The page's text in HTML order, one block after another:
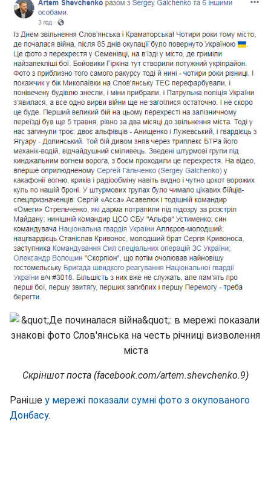
Скріншот поста (facebook.com/artem.shevchenko.9)
Раніше у мережі показали сумні фото з окупованого
Донбасу.